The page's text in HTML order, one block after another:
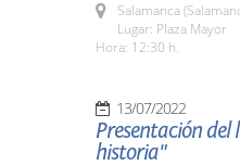
Salamanca
Lugar: Plaza Mayor
Hora: 12:30 h.
13/07/2022
Presentación del
historia"